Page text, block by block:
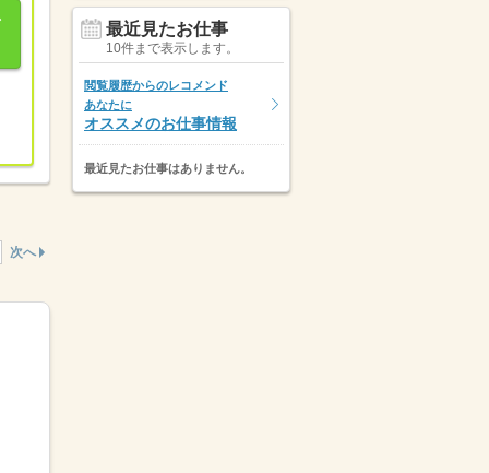
次へ
最近見たお仕事
10件まで表示します。
閲覧履歴からのレコメンド
あなたに
オススメのお仕事情報
最近見たお仕事はありません。